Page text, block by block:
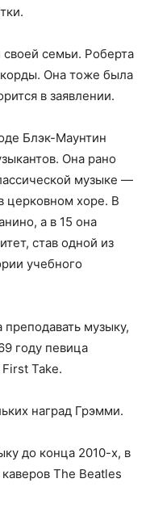
семьи. Роберта
Она тоже была
в заявлении.
Блэк-Маунтин
Она рано
музыке —
​​церковном хоре. В
а в 15 она
став одной из
учебного
музыку,
году певица
Take.
наград Грэмми.
до конца 2010-х, в
The Beatles